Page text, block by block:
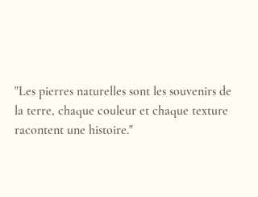
"Les pierres naturelles sont les souvenirs de
la terre, chaque couleur et chaque texture
racontent une histoire."